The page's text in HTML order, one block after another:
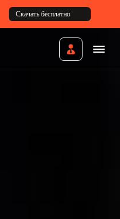
Скачать бесплатно